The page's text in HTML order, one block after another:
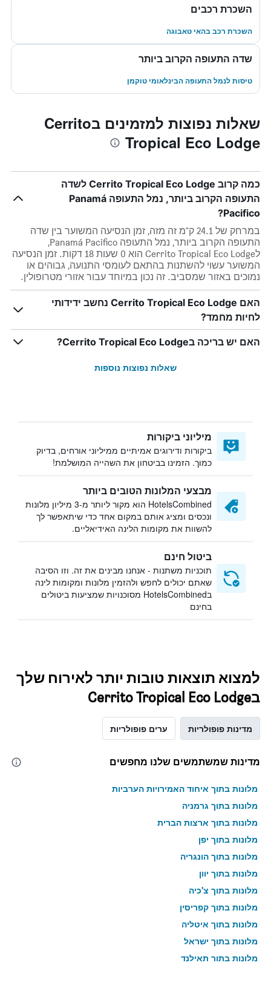
השכרת רכבים
השכרת רכב בהאי טאבוגה
שדה התעופה הקרוב ביותר
טיסות לנמל התעופה הבינלאומי טוקמן
שאלות נפוצות למזמינים בCerrito
Tropical Eco Lodge
כמה קרוב Cerrito Tropical Eco Lodge לשדה
התעופה הקרוב ביותר, נמל התעופה Panamá
Pacifico?
במרחק של 24.1 ק"מ זה מזה, זמן הנסיעה המשוער בין שדה
התעופה הקרוב ביותר, נמל התעופה Panamá Pacifico,
לCerrito Tropical Eco Lodge הוא 0 שעות 18 דקות. זמן הנסיעה
המשוער עשוי להשתנות בהתאם לעומסי התנועה, גבוהים או
נמוכים באזור שמסביב. זה נכון במיוחד עבור אזורי מטרופולין.
האם Cerrito Tropical Eco Lodge נחשב ידידותי
לחיות מחמד?
האם יש בריכה בCerrito Tropical Eco Lodge?
שאלות נפוצות נוספות
מיליוני ביקורות
ביקורות ודירוגים אמיתיים ממיליוני אורחים, בדיוק
כמוך. הזמינו בביטחון את השהייה המושלמת!
מבצעי המלונות הטובים ביותר
HotelsCombined הוא מקור ליותר מ-3 מיליון מלונות
ונכסים ומציג אותם במקום אחד כדי שיתאפשר לך
להשוות את מקומות הלינה האידיאליים.
ביטול חינם
תוכניות משתנות - אנחנו מבינים את זה. וזו הסיבה
שאתם יכולים לחפש ולהזמין מלונות ומקומות לינה
בHotelsCombined מסוכנויות שמציעות ביטולים
בחינם
למצוא תוצאות טובות יותר לאירוח שלך
בCerrito Tropical Eco Lodge
מדינות פופולריות ערים פופולריות
מדינות שמשתמשים שלנו מחפשים
מלונות בתוך איחוד האמירויות הערביות
מלונות בתוך גרמניה
מלונות בתוך ארצות הברית
מלונות בתוך יפן
מלונות בתוך הונגריה
מלונות בתוך יוון
מלונות בתוך צ'כיה
מלונות בתוך קפריסין
מלונות בתוך איטליה
מלונות בתוך ישראל
מלונות בתוך תאילנד